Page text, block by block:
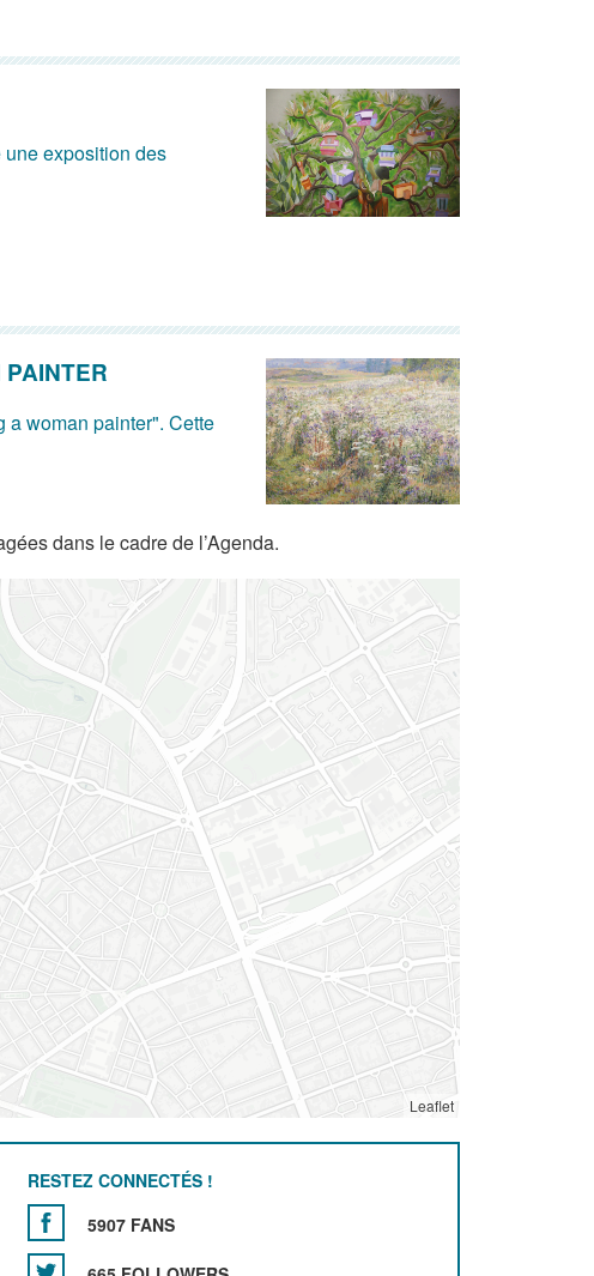
exposition des
a woman painter". Cette
dans le cadre de l’Agenda.
Leaflet
RESTEZ CONNECTÉS !
5907 FANS